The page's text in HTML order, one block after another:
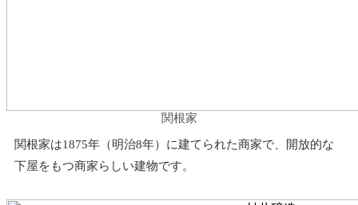
関根家
関根家は1875年（明治8年）に建てられた商家で、開放的な
下屋をもつ商家らしい建物です。